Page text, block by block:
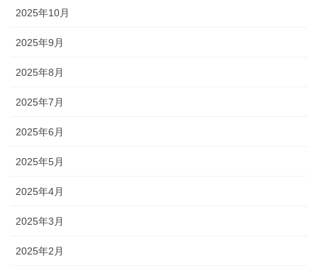
2025年10月
2025年9月
2025年8月
2025年7月
2025年6月
2025年5月
2025年4月
2025年3月
2025年2月